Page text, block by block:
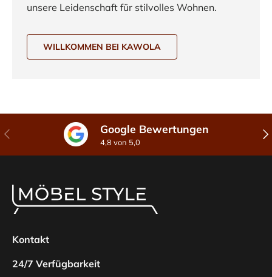
unsere Leidenschaft für stilvolles Wohnen.
WILLKOMMEN BEI KAWOLA
Vorherige Google Bewertungen
4,8 von 5,0
Kontakt
24/7 Verfügbarkeit